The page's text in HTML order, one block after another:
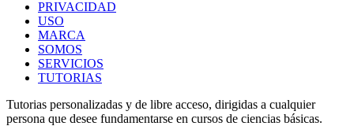
PRIVACIDAD
USO
MARCA
SOMOS
SERVICIOS
TUTORIAS
Tutorias personalizadas y de libre acceso, dirigidas a cualquier
persona que desee fundamentarse en cursos de ciencias básicas.